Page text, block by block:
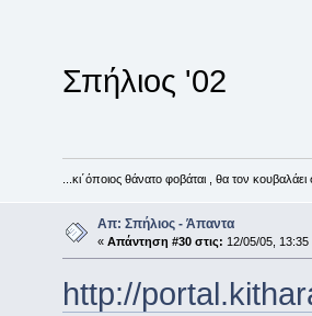
Σπήλιος '02
...κι΄όποιος θάνατο φοβάται , θα τον
Απ: Σπήλιος - Άπαντα
« Απάντηση #30 στις: 12/05/05, 13:35
http://